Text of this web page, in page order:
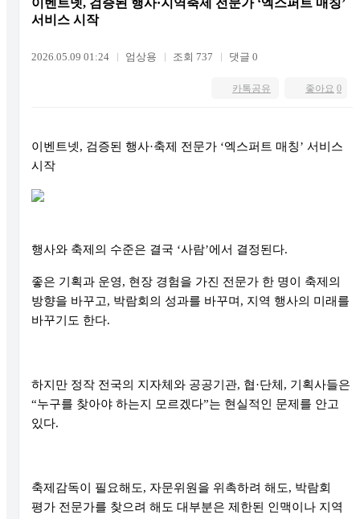
이벤트넷, 검증된 행사·지역축제 전문가 ‘엑스퍼트 매칭’
서비스 시작
2026.05.09 01:24 엄상용 조회 737 댓글 0
좋아요 0
카톡공유
이벤트넷, 검증된 행사·축제 전문가 ‘엑스퍼트 매칭’ 서비스
시작
행사와 축제의 수준은 결국 ‘사람’에서 결정된다.
좋은 기획과 운영, 현장 경험을 가진 전문가 한 명이 축제의
방향을 바꾸고, 박람회의 성과를 바꾸며, 지역 행사의 미래를
바꾸기도 한다.
하지만 정작 전국의 지자체와 공공기관, 협·단체, 기획사들은
“누구를 찾아야 하는지 모르겠다”는 현실적인 문제를 안고
있다.
축제감독이 필요해도, 자문위원을 위촉하려 해도, 박람회
평가 전문가를 찾으려 해도 대부분은 제한된 인맥이나 지역